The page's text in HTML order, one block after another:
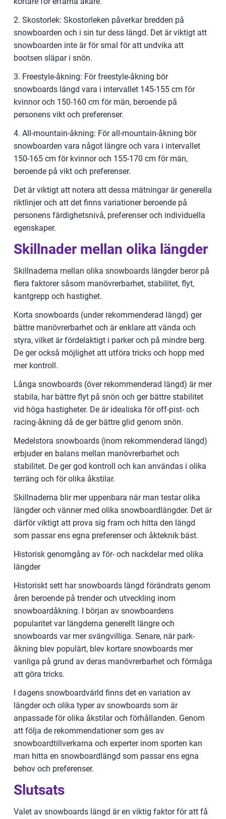
2. Skostorlek: Skostorleken påverkar bredden på
snowboarden och i sin tur dess längd. Det är viktigt att
snowboarden inte är för smal för att undvika att
bootsen släpar i snön.
3. Freestyle-åkning: För freestyle-åkning bör
snowboards längd vara i intervallet 145-155 cm för
kvinnor och 150-160 cm för män, beroende på
personens vikt och preferenser.
4. All-mountain-åkning: För all-mountain-åkning bör
snowboarden vara något längre och vara i intervallet
150-165 cm för kvinnor och 155-170 cm för män,
beroende på vikt och preferenser.
Det är viktigt att notera att dessa mätningar är generella
riktlinjer och att det finns variationer beroende på
personens färdighetsnivå, preferenser och individuella
egenskaper.
Skillnader mellan olika längder
Skillnaderna mellan olika snowboards längder beror på
flera faktorer såsom manövrerbarhet, stabilitet, flyt,
kantgrepp och hastighet.
Korta snowboards (under rekommenderad längd) ger
bättre manövrerbarhet och är enklare att vända och
styra, vilket är fördelaktigt i parker och på mindre berg.
De ger också möjlighet att utföra tricks och hopp med
mer kontroll.
Långa snowboards (över rekommenderad längd) är mer
stabila, har bättre flyt på snön och ger bättre stabilitet
vid höga hastigheter. De är idealiska för off-pist- och
racing-åkning då de ger bättre glid genom snön.
Medelstora snowboards (inom rekommenderad längd)
erbjuder en balans mellan manövrerbarhet och
stabilitet. De ger god kontroll och kan användas i olika
terräng och för olika åkstilar.
Skillnaderna blir mer uppenbara när man testar olika
längder och vänner med olika snowboardlängder. Det är
därför viktigt att prova sig fram och hitta den längd
som passar ens egna preferenser och åkteknik bäst.
Historisk genomgång av för- och nackdelar med olika
längder
Historiskt sett har snowboards längd förändrats genom
åren beroende på trender och utveckling inom
snowboardåkning. I början av snowboardens
popularitet var längderna generellt längre och
snowboards var mer svängvilliga. Senare, när park-
åkning blev populärt, blev kortare snowboards mer
vanliga på grund av deras manövrerbarhet och förmåga
att göra tricks.
I dagens snowboardvärld finns det en variation av
längder och olika typer av snowboards som är
anpassade för olika åkstilar och förhållanden. Genom
att följa de rekommendationer som ges av
snowboardtillverkarna och experter inom sporten kan
man hitta en snowboardlängd som passar ens egna
behov och preferenser.
Slutsats
Valet av snowboards längd är en viktig faktor för att få